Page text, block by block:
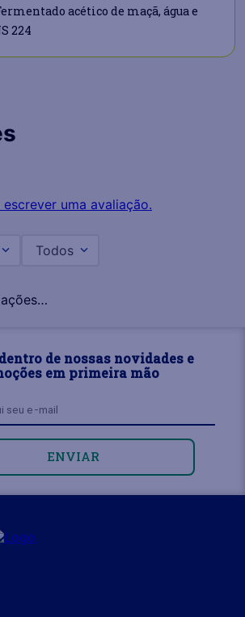
acético de maçã, água e
224
uma avaliação.
Todos
de nossas novidades e
em primeira mão
ENVIAR